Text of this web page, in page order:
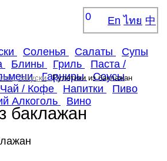
0 En ไทย 中
Соленья Салаты
Супы
Блины Гриль
Паста /
Гарниры Соусы
Чай / Кофе Напитки
Пиво
Алкоголь Вино
Закуски Рулетики из баклажан
баклажан